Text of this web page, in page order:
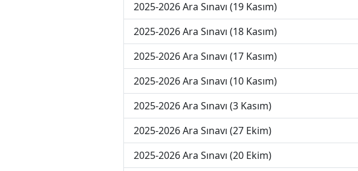
2025-2026 Ara Sınavı (19 Kasım)
2025-2026 Ara Sınavı (18 Kasım)
2025-2026 Ara Sınavı (17 Kasım)
2025-2026 Ara Sınavı (10 Kasım)
2025-2026 Ara Sınavı (3 Kasım)
2025-2026 Ara Sınavı (27 Ekim)
2025-2026 Ara Sınavı (20 Ekim)